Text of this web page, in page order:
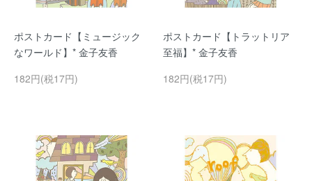
ポストカード【ミュージック
なワールド】* 金子友香
182円(税17円)
ポストカード【トラットリア
至福】* 金子友香
182円(税17円)